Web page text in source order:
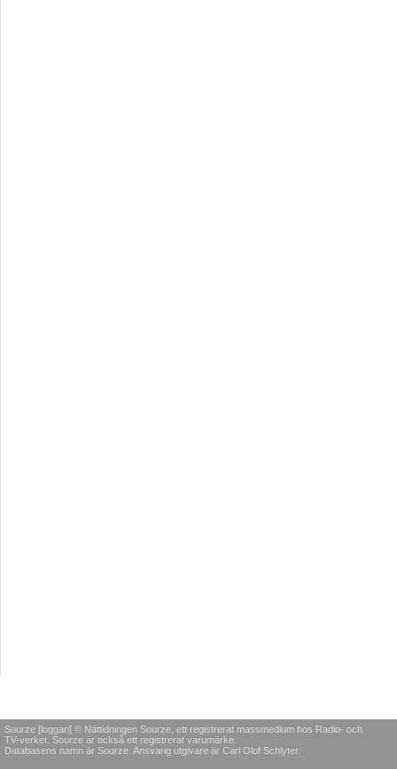
Sourze [loggan] © Nättidningen Sourze, ett registrerat massmedium hos Radio- och
TV-verket. Sourze är också ett registrerat varumärke.
Databasens namn är Sourze. Ansvarig utgivare är Carl Olof Schlyter.